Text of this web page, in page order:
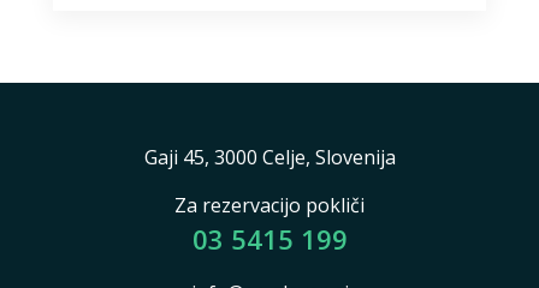
Gaji 45, 3000 Celje, Slovenija
Za rezervacijo pokliči
03 5415 199